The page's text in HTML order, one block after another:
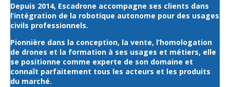
Depuis 2014, Escadrone accompagne ses clients dans
l’intégration de la robotique autonome pour des usages
civils professionnels.
Pionnière dans la conception, la vente, l’homologation
de drones et la formation à ses usages et métiers, elle
se positionne comme experte de son domaine et
connaît parfaitement tous les acteurs et les produits
du marché.